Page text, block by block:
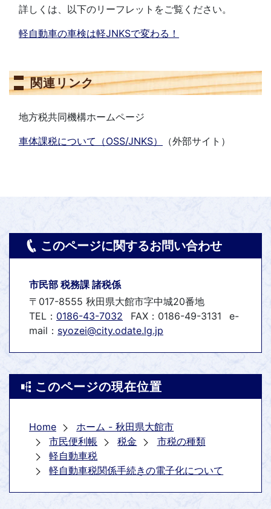
詳しくは、以下のリーフレットをご覧ください。
軽自動車の車検は軽JNKSで変わる！
関連リンク
地方税共同機構ホームページ
車体課税について（OSS/JNKS）
（外部サイト）
このページに関するお問い合わせ
市民部 税務課 諸税係
〒017-8555 秋田県大館市字中城20番地
TEL： 0186-43-7032 FAX：0186-49-3131
e-
mail： syozei@city.odate.lg.jp
このページの現在位置
Home
ホーム - 秋田県大館市
市民便利帳
税金
市税の種類
軽自動車税
軽自動車税関係手続きの電子化について